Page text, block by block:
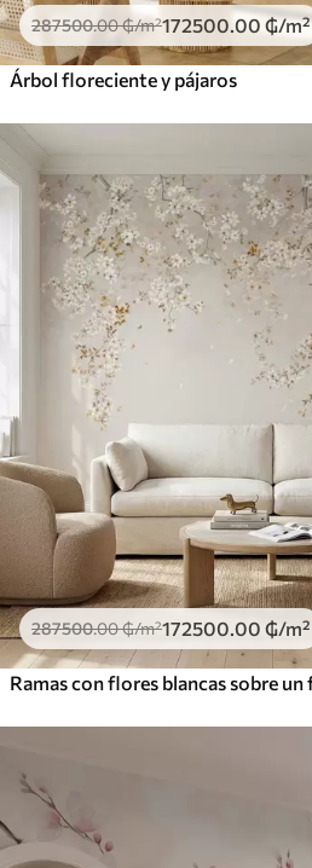
287500.00₲/m²172500 .00 ₲/m²
Árbol floreciente y pájaros
287500.00₲/m²172500 .00 ₲/m²